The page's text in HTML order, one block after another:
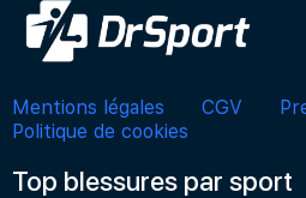
Mentions légales CGV
Politique de cookies
Top blessures par sport